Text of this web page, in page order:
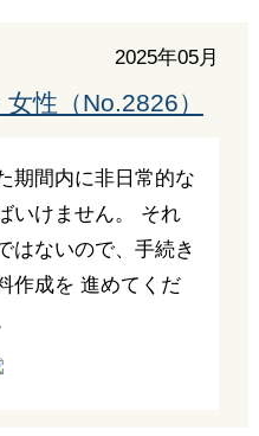
2025年05月
性（No.2826）
期間内に非日常的な
いけません。 それ
はないので、手続き
作成を 進めてくだ